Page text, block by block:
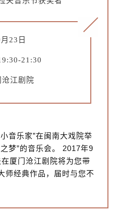
23日
21:30
沧江剧院
音乐家”在闽南大戏院举
梦”的音乐会。 2017年9
厦门沧江剧院将为您带
师经典作品，届时与您不